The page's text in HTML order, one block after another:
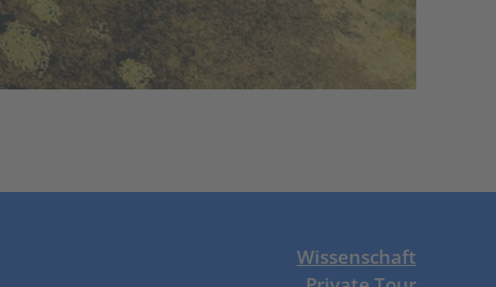
Wissenschaft